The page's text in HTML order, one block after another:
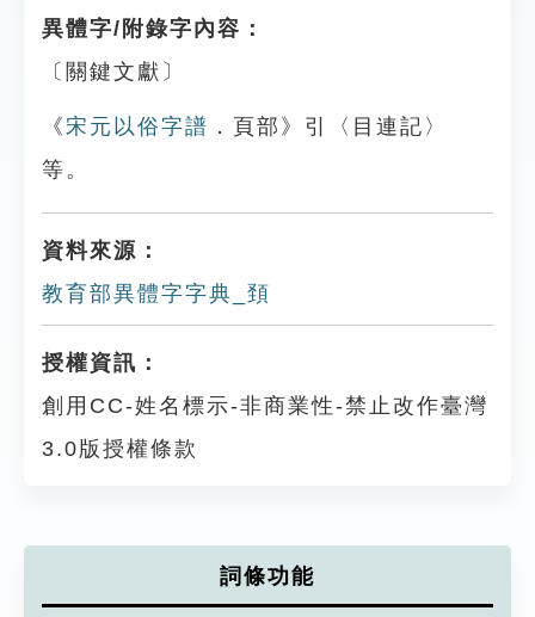
異體字/附錄字內容：
〔關鍵文獻〕
《宋元以俗字譜 ．頁部》引〈目連記〉
等。
資料來源：
教育部異體字字典_頚
授權資訊：
創用CC-姓名標示-非商業性-禁止改作臺灣
3.0版授權條款
詞條功能